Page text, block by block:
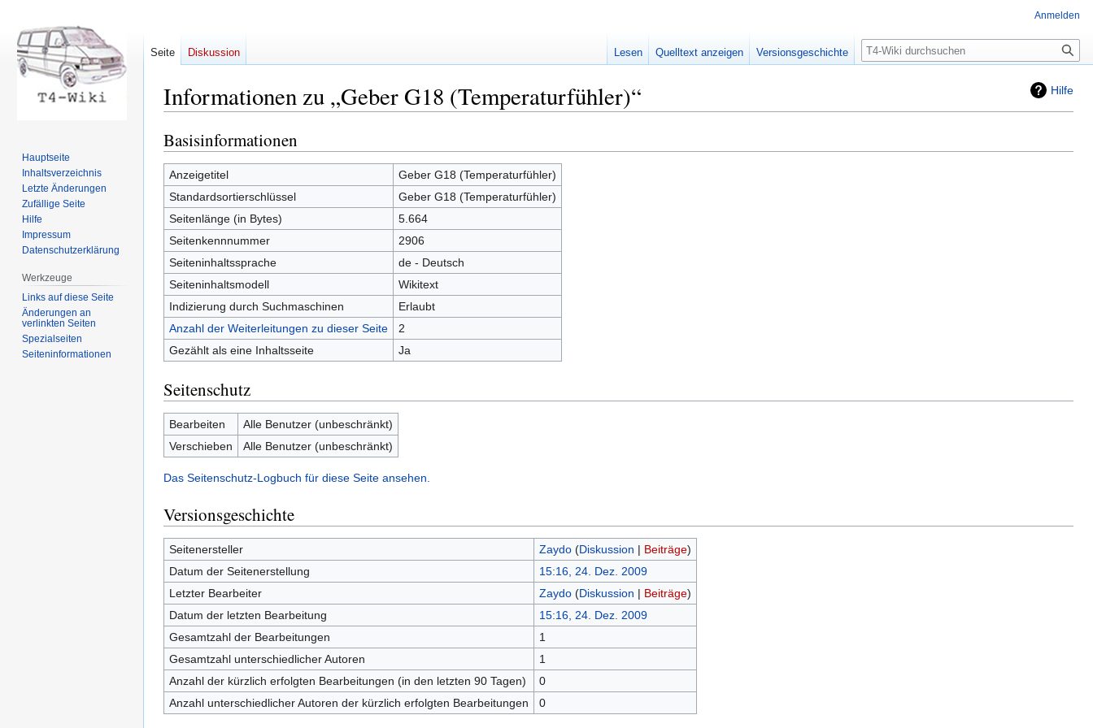
Hilfe
Informationen zu „Geber G18 (Temperaturfühler)“
Zur
Navigation
springen
Zur
Suche
springen
Basisinformationen
Anzeigetitel
Geber G18 (Temperaturfühler)
Standardsortierschlüssel
Geber G18 (Temperaturfühler)
Seitenlänge (in Bytes)
5.664
Seitenkennnummer
2906
Seiteninhaltssprache
de - Deutsch
Seiteninhaltsmodell
Wikitext
Indizierung durch Suchmaschinen
Erlaubt
Anzahl der Weiterleitungen zu dieser Seite
2
Gezählt als eine Inhaltsseite
Ja
Seitenschutz
Bearbeiten
Alle Benutzer (unbeschränkt)
Verschieben
Alle Benutzer (unbeschränkt)
Das Seitenschutz-Logbuch für diese Seite ansehen.
Versionsgeschichte
Seitenersteller Zaydo (Diskussion | Beiträge)
Datum der Seitenerstellung
15:16, 24. Dez. 2009
Letzter Bearbeiter
Zaydo (Diskussion | Beiträge)
Datum der letzten Bearbeitung
15:16, 24. Dez. 2009
Gesamtzahl der Bearbeitungen
1
Gesamtzahl unterschiedlicher Autoren
1
Anzahl der kürzlich erfolgten Bearbeitungen (in den letzten 90 Tagen)
0
Anzahl unterschiedlicher Autoren der kürzlich erfolgten Bearbeitungen
0
Anmelden
Seite Diskussion Lesen Quelltext anzeigen Versionsgeschichte Suche
Hauptseite
Inhaltsverzeichnis
Letzte Änderungen
Zufällige Seite
Hilfe
Impressum
Datenschutzerklärung
Werkzeuge
Links auf diese Seite
Änderungen an
verlinkten Seiten
Spezialseiten
Seiten­informationen